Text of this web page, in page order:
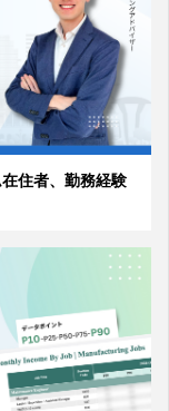
住者、勤務経験